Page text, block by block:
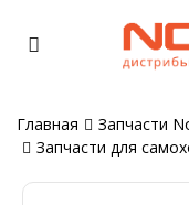
Главная
Запчасти
Запчасти для